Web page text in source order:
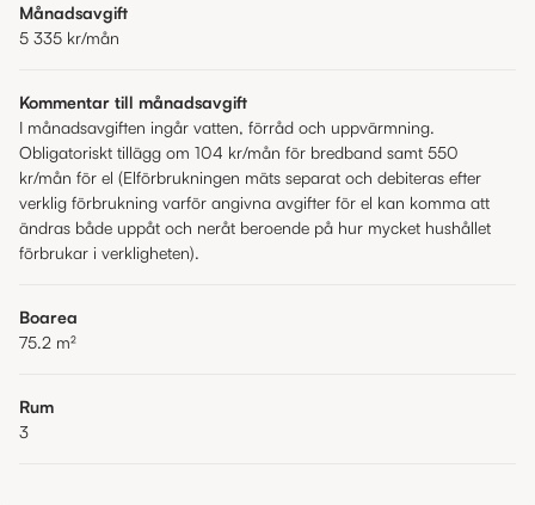
Månadsavgift
5 335 kr/mån
Kommentar till månadsavgift
I månadsavgiften ingår vatten, förråd och uppvärmning.
Obligatoriskt tillägg om 104 kr/mån för bredband samt 550
kr/mån för el (Elförbrukningen mäts separat och debiteras efter
verklig förbrukning varför angivna avgifter för el kan komma att
ändras både uppåt och neråt beroende på hur mycket hushållet
förbrukar i verkligheten).
Boarea
75.2 m²
Rum
3